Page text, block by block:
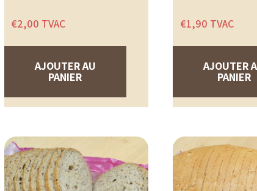
€2,00 TVAC
AJOUTER AU
PANIER
€1,90 TVAC
AJOUTER
PANIER